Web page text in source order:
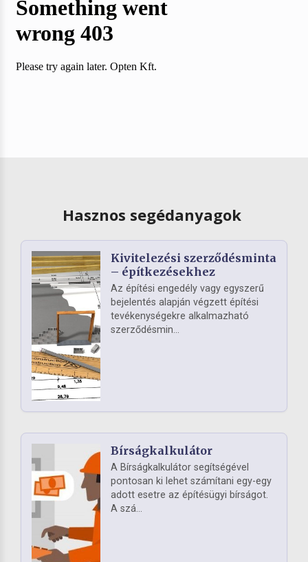
Hasznos segédanyagok
Kivitelezési szerződésminta
– építkezésekhez
Az építési engedély vagy egyszerű
bejelentés alapján végzett építési
tevékenységekre alkalmazható
szerződésmin...
Bírságkalkulátor
A Bírságkalkulátor segítségével
pontosan ki lehet számítani egy-egy
adott esetre az építésügyi bírságot.
A szá...